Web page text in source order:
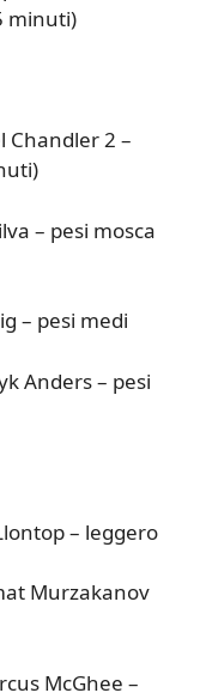
minuti)
Chandler 2 –
– pesi mosca
– pesi medi
Anders – pesi
– leggero
Murzakanov
McGhee –